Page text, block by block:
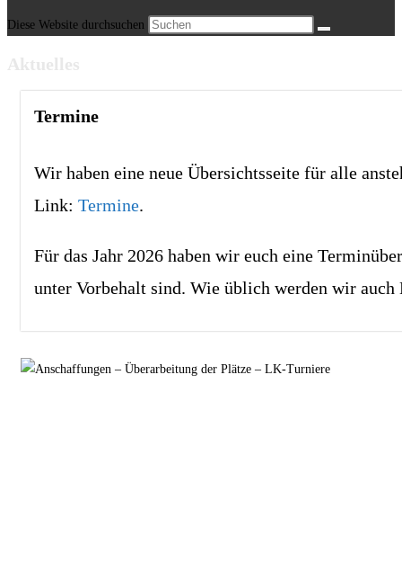
Diese Website durchsuchen
Termine
Wir haben eine neue Übersichtsseite für alle
Link: Termine.
Für das Jahr 2026 haben wir euch eine
unter Vorbehalt sind. Wie üblich werden wir